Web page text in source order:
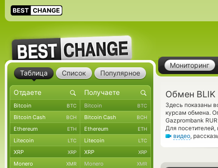
Мониторинг
Обмен BLIK
Здесь показаны
курсам обмена.
Gazprombank
Для
видео,
Таблица Список Популярное
Bitcoin BTC Bitcoin BTC
Bitcoin Cash BCH Bitcoin Cash BCH
Ethereum ETH Ethereum ETH
Litecoin LTC Litecoin LTC
XRP XRP XRP XRP
Monero XMR Monero XMR